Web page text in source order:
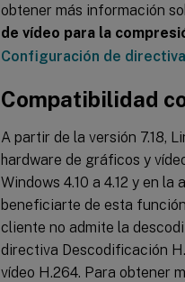
obtener más información
de vídeo para la
Configuración de
Compatibilidad
A partir de la versión 7.18,
hardware de gráficos y
Windows 4.10 a 4.12 y en
beneficiarte de esta
cliente no admite la
directiva Descodificación
vídeo H.264. Para obtener